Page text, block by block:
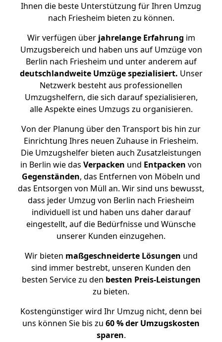
Ihnen die beste Unterstützung für Ihren Umzug
nach Friesheim bieten zu können.
Wir verfügen überjahrelange Erfahrung im
Umzugsbereich und haben uns auf Umzüge von
Berlin nach Friesheim und unter anderem auf
deutschlandweite Umzüge spezialisiert. Unser
Netzwerk besteht aus professionellen
Umzugshelfern, die sich darauf spezialisieren,
alle Aspekte eines Umzugs zu organisieren.
Von der Planung über den Transport bis hin zur
Einrichtung Ihres neuen Zuhause in Friesheim.
Die Umzugshelfer bieten auch Zusatzleistungen
in Berlin wie das Verpacken und Entpacken von
Gegenständen, das Entfernen von Möbeln und
das Entsorgen von Müll an. Wir sind uns bewusst,
dass jeder Umzug von Berlin nach Friesheim
individuell ist und haben uns daher darauf
eingestellt, auf die Bedürfnisse und Wünsche
unserer Kunden einzugehen.
Wir bieten maßgeschneiderte Lösungen und
sind immer bestrebt, unseren Kunden den
besten Service zu den besten Preis-Leistungen
zu bieten.
Kostengünstiger wird Ihr Umzug nicht, denn bei
uns können Sie bis zu 60 % der Umzugskosten
sparen.